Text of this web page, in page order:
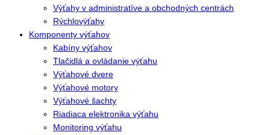
Výťahy v administratíve a obchodných centrách
Rýchlovýťahy
Komponenty výťahov
Kabíny výťahov
Tlačidlá a ovládanie výťahu
Výťahové dvere
Výťahové motory
Výťahové šachty
Riadiaca elektronika výťahu
Monitoring výťahu